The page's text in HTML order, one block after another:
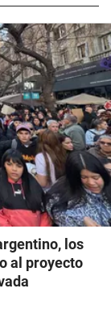
los
al proyecto